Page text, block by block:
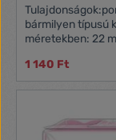
Tulajdonságok:pom-pom
bármilyen típusú
méretekben: 22 mm,
és fehér színekben
1 140 Ft